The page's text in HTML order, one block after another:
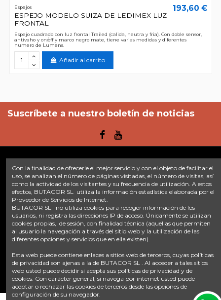
Espejos
ESPEJO MODELO SUIZA DE LEDIMEX LUZ
FRONTAL
193,60 €
Espejo cuadrado con luz frontal Trailed (calida, neutra y fria). Con doble sensor,
antivaho y on/off y marco negro mate, tiene varias medidas y diferentes
numero de Lumens.
Añadir al carrito
Suscríbete a nuestro boletín de noticias
Enlaces
Inicio Sobre nosotros Contacte con nosotros
Aviso legal
Política de privacidad
Tratamiento de datos
Términos y condiciones
Plazos de envío
Contáctanos
638 28 57 85
info@fontacor.com
Con la finalidad de ofrecerle el mejor servicio y con el objeto de facilitar el
uso, se analizan el número de páginas visitadas, el número de visitas, así
como la actividad de los visitantes y su frecuencia de utilización. A estos
efectos, BUTACOR SL utiliza la información estadística elaborada por el
Proveedor de Servicios de Internet.
BUTACOR SL no utiliza cookies para recoger información de los
usuarios, ni registra las direcciones IP de acceso. Únicamente se utilizan
cookies propias, de sesión, con finalidad técnica (aquellas que permiten
al usuario la navegación a través del sitio web y la utilización de las
diferentes opciones y servicios que en ella existen).
Esta web puede contiene enlaces a sitios web de terceros, cuyas políticas
de privacidad son ajenas a la de BUTACOR SL . Al acceder a tales sitios
web usted puede decidir si acepta sus políticas de privacidad y de
cookies. Con carácter general, si navega por internet usted puede
aceptar o rechazar las cookies de terceros desde las opciones de
configuración de su navegador.